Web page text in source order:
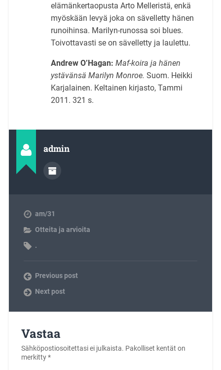
elämänkertaopusta Arto Melleristä, enkä
myöskään levyä joka on sävelletty hänen
runoihinsa. Marilyn-runossa soi blues.
Toivottavasti se on sävelletty ja laulettu.
Andrew O’Hagan: Maf-koira ja hänen
ystävänsä Marilyn Monroe. Suom. Heikki
Karjalainen. Keltainen kirjasto, Tammi
2011. 321 s.
admin
am/31
Otteita ja arvioita
.
Previous post
Next post
Vastaa
Sähköpostiosoitettasi ei julkaista. Pakolliset kentät on
merkitty*